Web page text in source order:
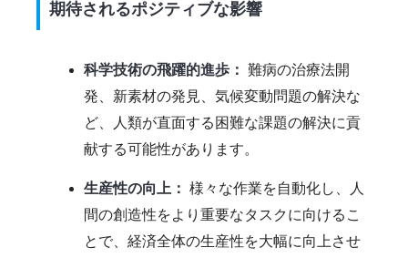
期待されるポジティブな影響
科学技術の飛躍的進歩： 難病の治療法開
発、新素材の発見、気候変動問題の解決な
ど、人類が直面する困難な課題の解決に貢
献する可能性があります。
生産性の向上： 様々な作業を自動化し、人
間の創造性をより重要なタスクに向けるこ
とで、経済全体の生産性を大幅に向上させ